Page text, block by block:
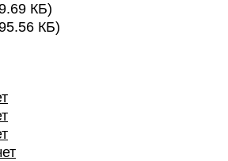
КБ)
КБ)